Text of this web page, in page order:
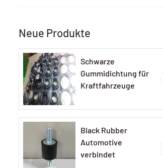
Neue Produkte
Schwarze
Gummidichtung für
Kraftfahrzeuge
Black Rubber
Automotive
verbindet